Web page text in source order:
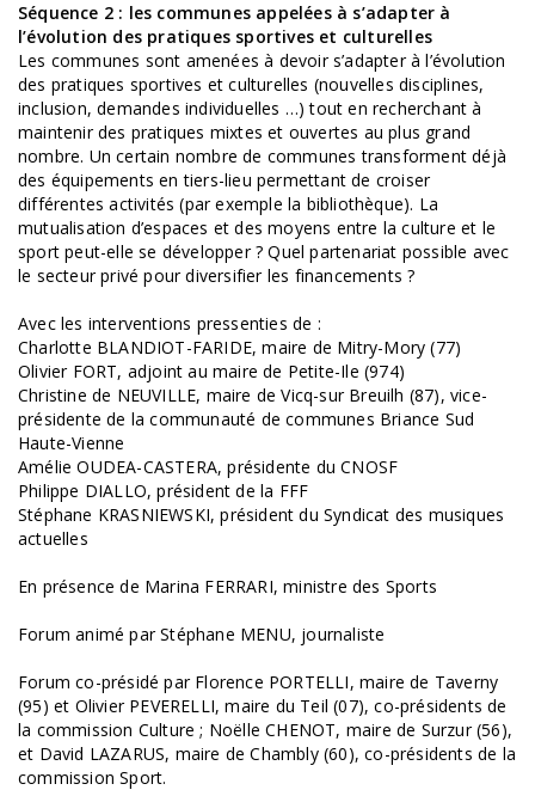
Séquence 2 : les communes appelées à s’adapter à
l’évolution des pratiques sportives et culturelles
Les communes sont amenées à devoir s’adapter à l’évolution
des pratiques sportives et culturelles (nouvelles disciplines,
inclusion, demandes individuelles …) tout en recherchant à
maintenir des pratiques mixtes et ouvertes au plus grand
nombre. Un certain nombre de communes transforment déjà
des équipements en tiers-lieu permettant de croiser
différentes activités (par exemple la bibliothèque). La
mutualisation d’espaces et des moyens entre la culture et le
sport peut-elle se développer ? Quel partenariat possible avec
le secteur privé pour diversifier les financements ?
Avec les interventions pressenties de :
Charlotte BLANDIOT-FARIDE, maire de Mitry-Mory (77)
Olivier FORT, adjoint au maire de Petite-Ile (974)
Christine de NEUVILLE, maire de Vicq-sur Breuilh (87), vice-
présidente de la communauté de communes Briance Sud
Haute-Vienne
Amélie OUDEA-CASTERA, présidente du CNOSF
Philippe DIALLO, président de la FFF
Stéphane KRASNIEWSKI, président du Syndicat des musiques
actuelles
En présence de Marina FERRARI, ministre des Sports
Forum animé par Stéphane MENU, journaliste
Forum co-présidé par Florence PORTELLI, maire de Taverny
(95) et Olivier PEVERELLI, maire du Teil (07), co-présidents de
la commission Culture ; Noëlle CHENOT, maire de Surzur (56),
et David LAZARUS, maire de Chambly (60), co-présidents de la
commission Sport.